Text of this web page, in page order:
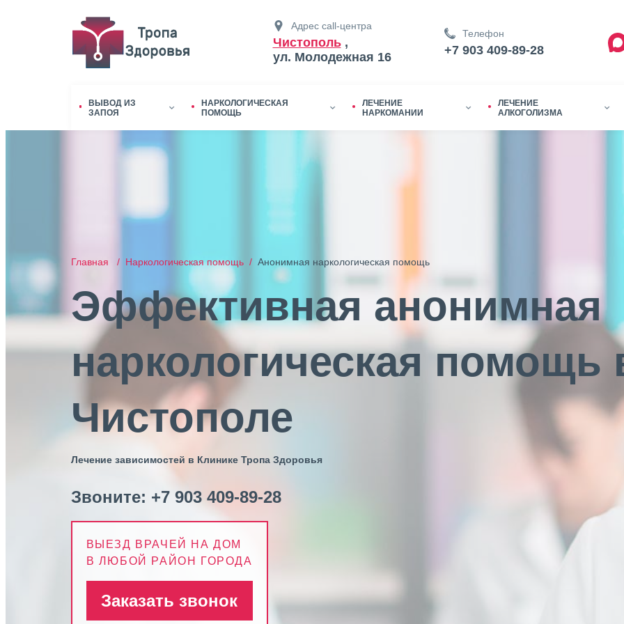
Адрес call-центра
Чистополь,
ул. Молодежная 16
Телефон
+7 903 409-89-28
ВЫВОД ИЗ
ЗАПОЯ
НАРКОЛОГИЧЕСКАЯ
ПОМОЩЬ
ЛЕЧЕНИЕ
НАРКОМАНИИ
ЛЕЧЕНИЕ
АЛКОГОЛИЗМА
Главная / Наркологическая помощь / Анонимная наркологическая помощь
Эффективная анонимная
наркологическая помощь
Чистополе
Лечение зависимостей в Клинике Тропа Здоровья
Звоните: +7 903 409-89-28
ВЫЕЗД ВРАЧЕЙ НА ДОМ
В ЛЮБОЙ РАЙОН ГОРОДА
Заказать звонок